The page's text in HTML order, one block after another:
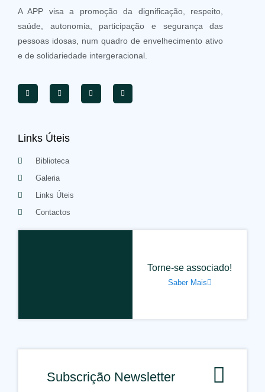
A APP visa a promoção da dignificação, respeito,
saúde, autonomia, participação e segurança das
pessoas idosas, num quadro de envelhecimento ativo
e de solidariedade intergeracional.
Links Úteis
Biblioteca
Galeria
Links Úteis
Contactos
Torne-se associado!
Saber Mais
Subscrição Newsletter